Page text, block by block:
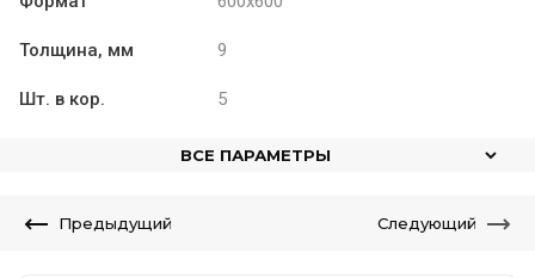
Толщина, мм 9
Шт. в кор. 5
ВСЕ ПАРАМЕТРЫ
Предыдущий Следующий